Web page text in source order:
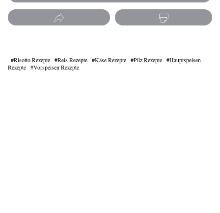
Risotto Rezepte Reis Rezepte Käse Rezepte Pilz Rezepte
Hauptspeisen
Rezepte
Vorspeisen Rezepte